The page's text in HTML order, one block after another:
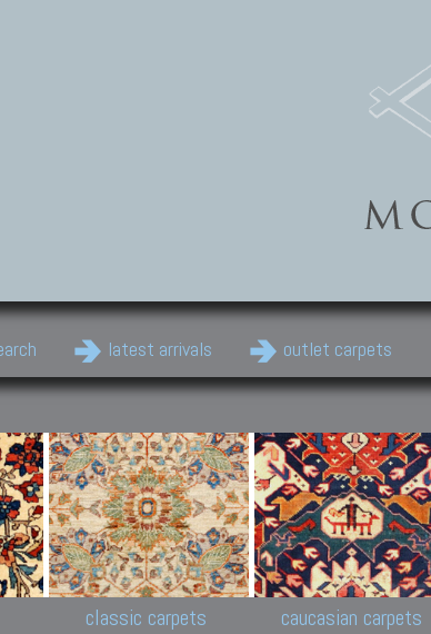
latest arrivals outlet carpets
Persian Carpets
Antique Persian carpets,
Old Persian carpets,
New Persian carpets,
Modern Persian carpets
Classic Carpets
Floral carpets, Agra, Zigler,
Uzbek, Herat, Gazni, Pastu,
Peshawar and Hyderabad
Collections,
Pakistan and Afghan
carpets
classic carpets caucasian carpets